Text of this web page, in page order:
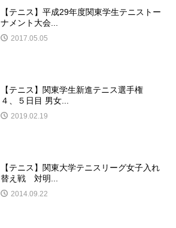
【テニス】平成29年度関東学生テニストー
ナメント大会...
2017.05.05
【テニス】関東学生新進テニス選手権
４、５日目 男女...
2019.02.19
【テニス】関東大学テニスリーグ女子入れ
替え戦 対明...
2014.09.22